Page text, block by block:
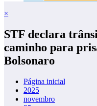
×
STF declara
caminho para
Bolsonaro
Página inicial
2025
novembro